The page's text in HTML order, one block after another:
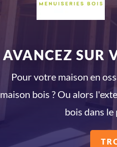
AVANCEZ SUR
Pour votre maison en
maison bois ? Ou alors
bois dans